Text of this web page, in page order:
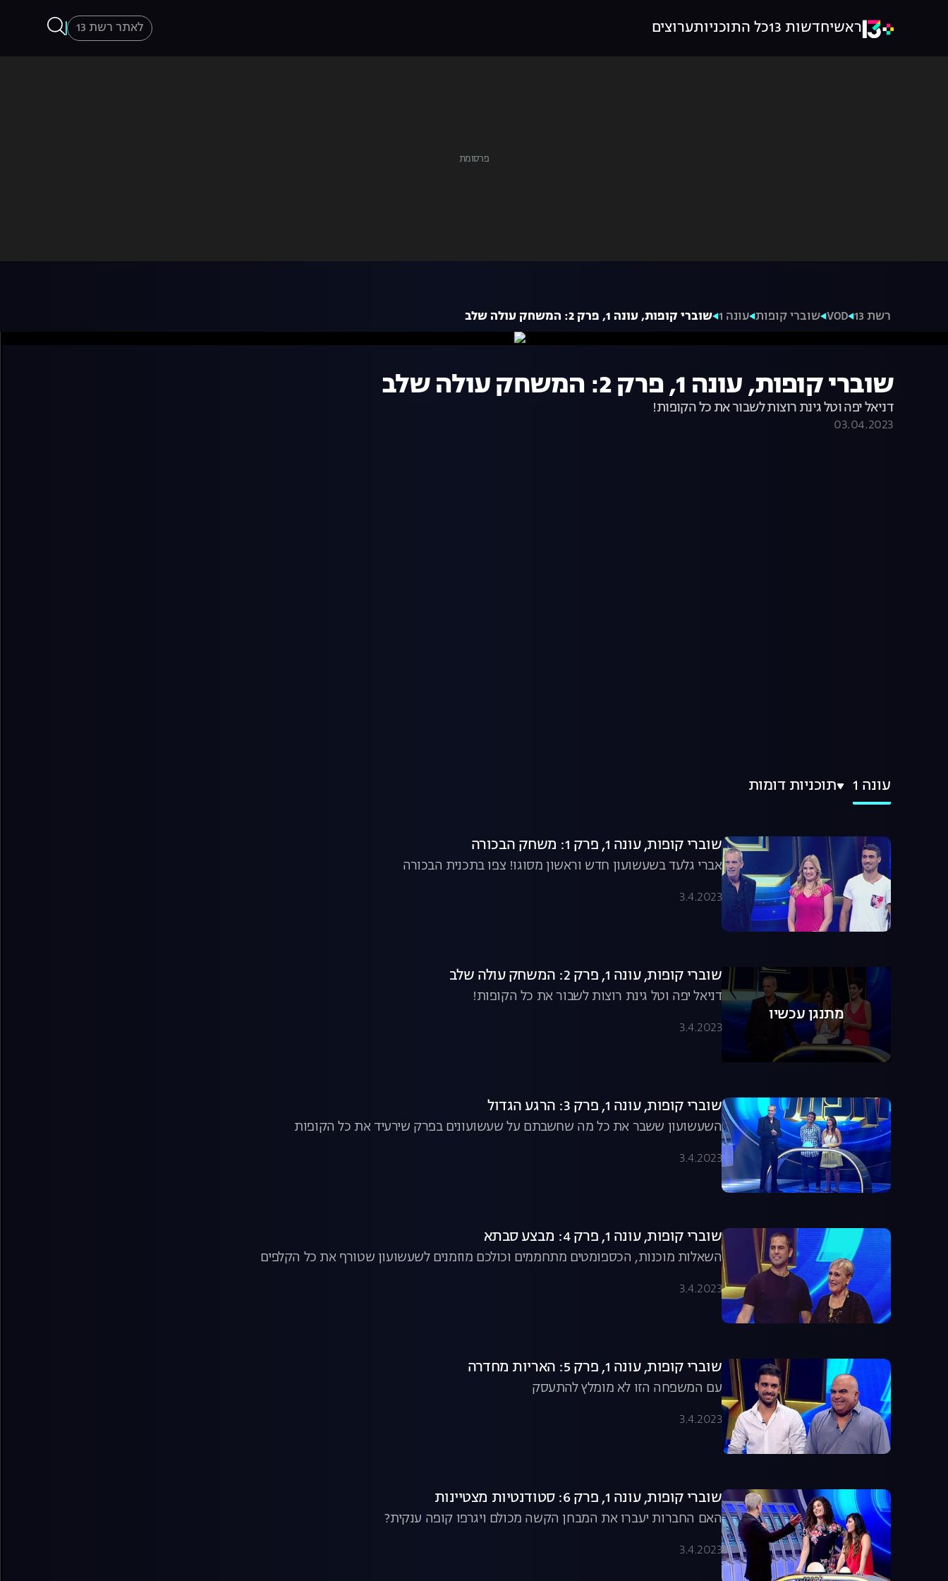
ראשיחדשות 13 כל התוכניותערוצים לאתר רשת 13
רשת 13 VOD שוברי קופות עונה 1 שוברי קופות, עונה 1, פרק 2: המשחק עולה שלב
שוברי קופות, עונה 1, פרק 2: המשחק עולה שלב
דניאל יפה וטל גינת רוצות לשבור את כל הקופות!
03.04.2023
עונה 1 תוכניות דומות
שוברי קופות, עונה 1, פרק 1: משחק הבכורה
אברי גלעד בשעשועון חדש וראשון מסוגו! צפו בתכנית הבכורה
3.4.2023
מתנגן עכשיו
שוברי קופות, עונה 1, פרק 2: המשחק עולה שלב
דניאל יפה וטל גינת רוצות לשבור את כל הקופות!
3.4.2023
שוברי קופות, עונה 1, פרק 3: הרגע הגדול
השעשועון ששבר את כל מה שחשבתם על שעשועונים בפרק שירעיד את כל הקופות
3.4.2023
שוברי קופות, עונה 1, פרק 4: מבצע סבתא
השאלות מוכנות, הכספומטים מתחממים וכולכם מוזמנים לשעשועון שטורף את כל הקלפים
3.4.2023
שוברי קופות, עונה 1, פרק 5: האריות מחדרה
עם המשפחה הזו לא מומלץ להתעסק
3.4.2023
שוברי קופות, עונה 1, פרק 6: סטודנטיות מצטיינות
האם החברות יעברו את המבחן הקשה מכולם ויגרפו קופה ענקית?
3.4.2023